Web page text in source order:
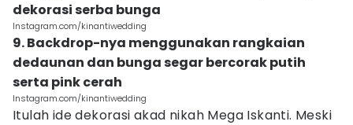
dekorasi serba bunga
Instagram.com/kinantiwedding
9. Backdrop-nya menggunakan rangkaian
dedaunan dan bunga segar bercorak putih
serta pink cerah
Instagram.com/kinantiwedding
Itulah ide dekorasi akad nikah Mega Iskanti. Meski